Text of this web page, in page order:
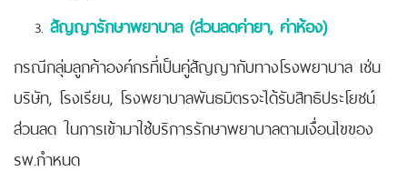
สัญญารักษาพยาบาล (ส่วนลดค่ายา, ค่าห้อง)
กรณีกลุ่มลูกค้าองค์กรที่เป็นคู่สัญญากับทางโรงพยาบาล เช่น
บริษัท, โรงเรียน, โรงพยาบาลพันธมิตรจะได้รับสิทธิประโยชน์
ส่วนลด ในการเข้ามาใช้บริการรักษาพยาบาลตามเงื่อนไขของ
รพ.กำหนด